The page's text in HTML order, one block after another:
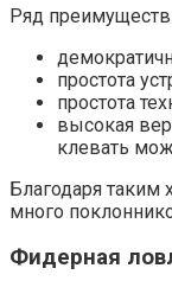
Ряд
простота
простота
высокая
клевать
Благодаря таким
много
Фидерная